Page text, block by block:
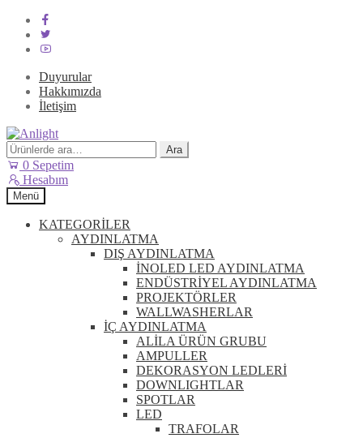
Duyurular
Hakkımızda
İletişim
Dolaşıma
geç
İçeriğe
geç
Ara: Ara
0 Sepetim
Hesabım
Menü
KATEGORİLER
AYDINLATMA
DIŞ AYDINLATMA
İNOLED LED AYDINLATMA
ENDÜSTRİYEL AYDINLATMA
PROJEKTÖRLER
WALLWASHERLAR
İÇ AYDINLATMA
ALİLA ÜRÜN GRUBU
AMPULLER
DEKORASYON LEDLERİ
DOWNLIGHTLAR
SPOTLAR
LED
TRAFOLAR